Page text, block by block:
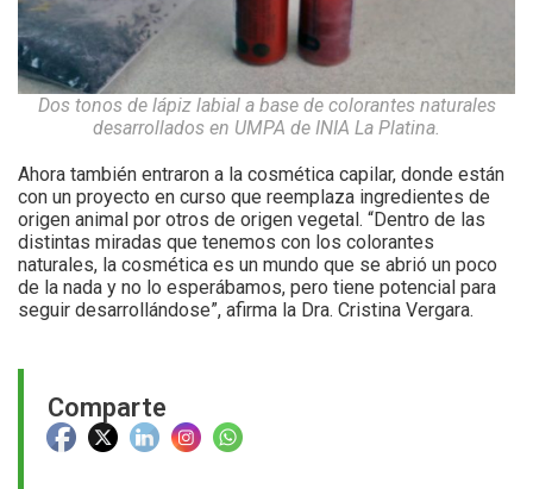
Comparte
Dos tonos de lápiz labial a base de colorantes naturales
desarrollados en UMPA de INIA La Platina.
Ahora también entraron a la cosmética capilar, donde están
con un proyecto en curso que reemplaza ingredientes de
origen animal por otros de origen vegetal. “Dentro de las
distintas miradas que tenemos con los colorantes
naturales, la cosmética es un mundo que se abrió un poco
de la nada y no lo esperábamos, pero tiene potencial para
seguir desarrollándose”, afirma la Dra. Cristina Vergara.